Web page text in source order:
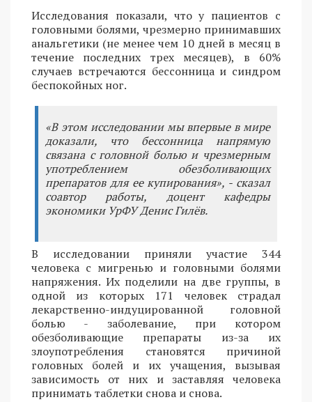
Исследования показали, что у пациентов с
головными болями, чрезмерно принимавших
анальгетики (не менее чем 10 дней в месяц в
течение последних трех месяцев), в 60%
случаев встречаются бессонница и синдром
беспокойных ног.
«В этом исследовании мы впервые в мире
доказали, что бессонница напрямую
связана с головной болью и чрезмерным
употреблением обезболивающих
препаратов для ее купирования», - сказал
соавтор работы, доцент кафедры
экономики УрФУ Денис Гилёв.
В исследовании приняли участие 344
человека с мигренью и головными болями
напряжения. Их поделили на две группы, в
одной из которых 171 человек страдал
лекарственно-индуцированной головной
болью - заболевание, при котором
обезболивающие препараты из-за их
злоупотребления становятся причиной
головных болей и их учащения, вызывая
зависимость от них и заставляя человека
принимать таблетки снова и снова.